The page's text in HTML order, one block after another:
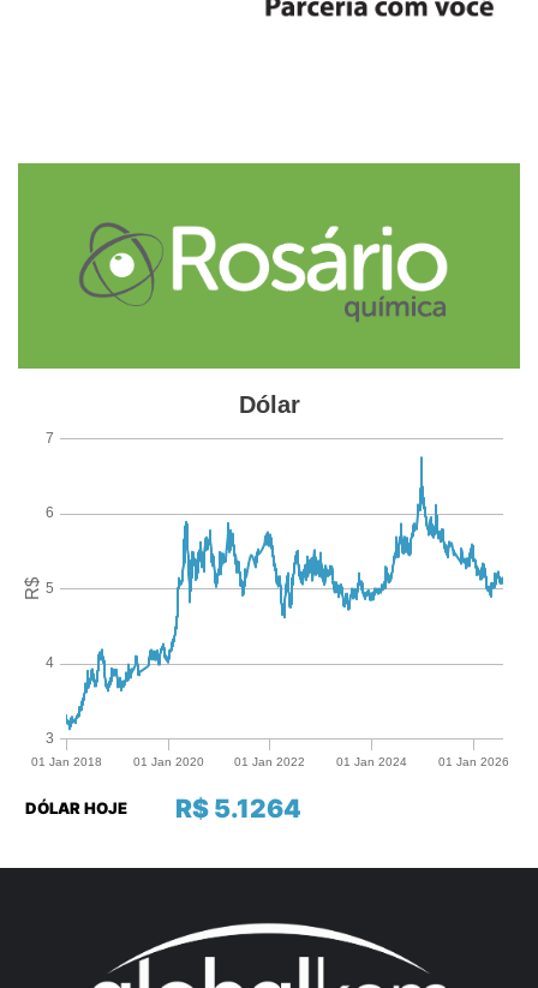
R$ 5.1264
DÓLAR HOJE